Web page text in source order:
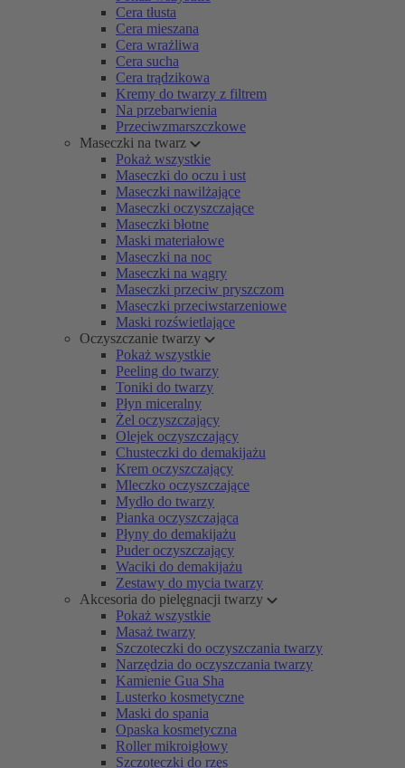
Cera tłusta
Cera mieszana
Cera wrażliwa
Cera sucha
Cera trądzikowa
Kremy do twarzy z filtrem
Na przebarwienia
Przeciwzmarszczkowe
Maseczki na twarz
Pokaż wszystkie
Maseczki do oczu i ust
Maseczki nawilżające
Maseczki oczyszczające
Maseczki błotne
Maski materiałowe
Maseczki na noc
Maseczki na wągry
Maseczki przeciw pryszczom
Maseczki przeciwstarzeniowe
Maski rozświetlające
Oczyszczanie twarzy
Pokaż wszystkie
Peeling do twarzy
Toniki do twarzy
Płyn miceralny
Żel oczyszczający
Olejek oczyszczający
Chusteczki do demakijażu
Krem oczyszczający
Mleczko oczyszczające
Mydło do twarzy
Pianka oczyszczająca
Płyny do demakijażu
Puder oczyszczający
Waciki do demakijażu
Zestawy do mycia twarzy
Akcesoria do pielęgnacji twarzy
Pokaż wszystkie
Masaż twarzy
Szczoteczki do oczyszczania twarzy
Narzędzia do oczyszczania twarzy
Kamienie Gua Sha
Lusterko kosmetyczne
Maski do spania
Opaska kosmetyczna
Roller mikroigłowy
Szczoteczki do rzęs